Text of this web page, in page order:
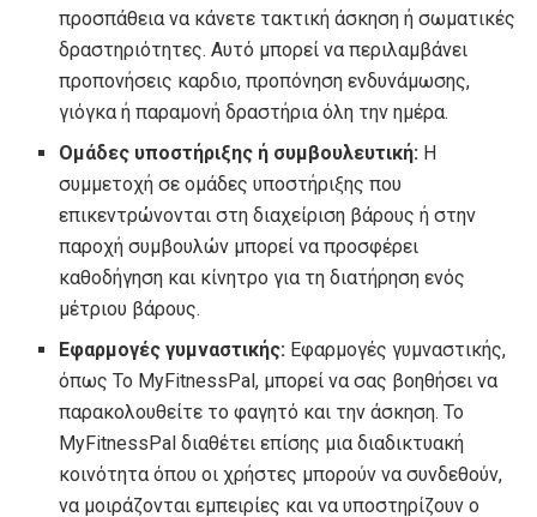
προσπάθεια να κάνετε τακτική άσκηση ή σωματικές
δραστηριότητες. Αυτό μπορεί να περιλαμβάνει
προπονήσεις καρδιο, προπόνηση ενδυνάμωσης,
γιόγκα ή παραμονή δραστήρια όλη την ημέρα.
Ομάδες υποστήριξης ή συμβουλευτική: Η
συμμετοχή σε ομάδες υποστήριξης που
επικεντρώνονται στη διαχείριση βάρους ή στην
παροχή συμβουλών μπορεί να προσφέρει
καθοδήγηση και κίνητρο για τη διατήρηση ενός
μέτριου βάρους.
Εφαρμογές γυμναστικής: Εφαρμογές γυμναστικής,
όπωςΤο MyFitnessPal, μπορεί να σας βοηθήσει να
παρακολουθείτε το φαγητό και την άσκηση. Το
MyFitnessPal διαθέτει επίσης μια διαδικτυακή
κοινότητα όπου οι χρήστες μπορούν να συνδεθούν,
να μοιράζονται εμπειρίες και να υποστηρίζουν ο